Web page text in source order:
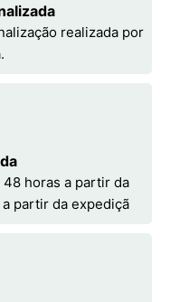
realizada por
48 horas a partir da
partir da expediçã